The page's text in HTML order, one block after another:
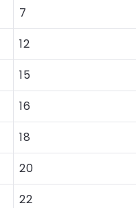
7
12
15
16
18
20
22